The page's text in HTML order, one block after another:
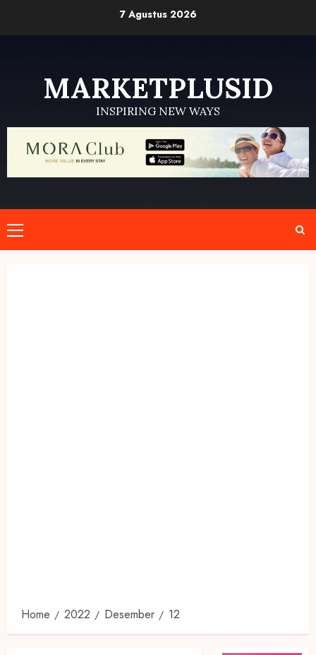
7 Agustus 2026
MARKETPLUSID
INSPIRING NEW WAYS
Primary
Menu
Home 2022 Desember 12